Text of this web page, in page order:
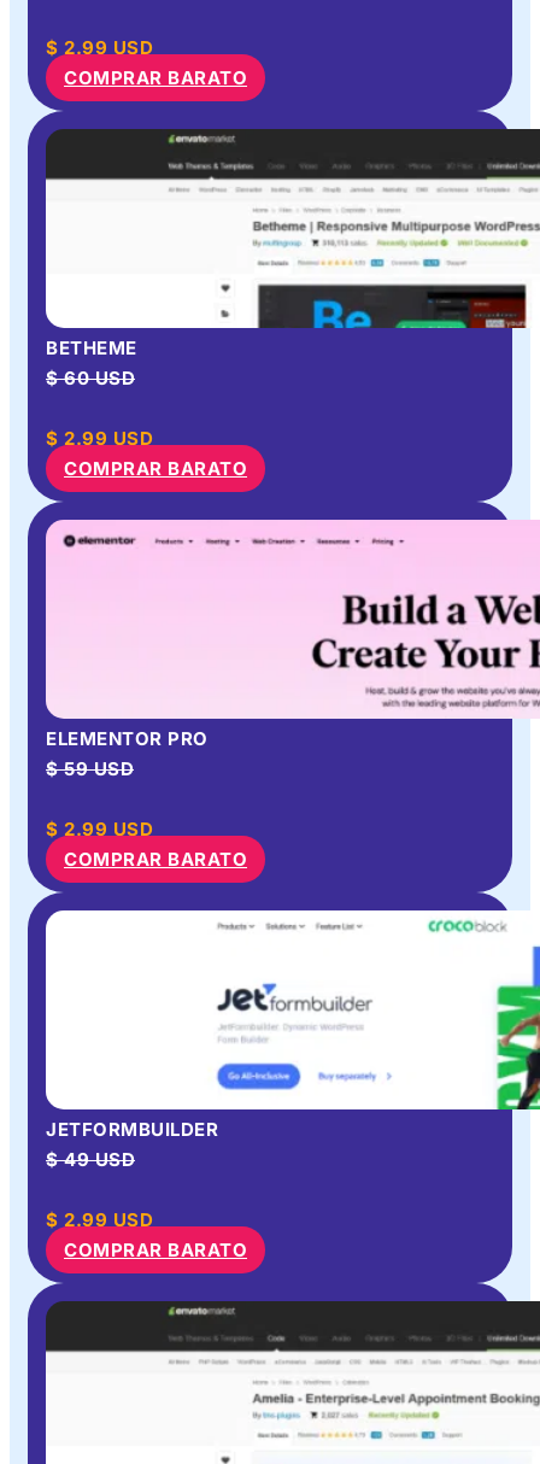
$ 2.99 USD
COMPRAR BARATO
BETHEME
$ 60 USD
$ 2.99 USD
COMPRAR BARATO
ELEMENTOR PRO
$ 59 USD
$ 2.99 USD
COMPRAR BARATO
JETFORMBUILDER
$ 49 USD
$ 2.99 USD
COMPRAR BARATO